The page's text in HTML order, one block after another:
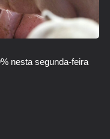
nesta segunda-feira